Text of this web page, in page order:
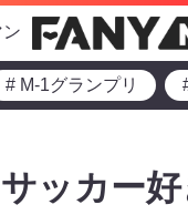
# M-1グランプリ
ッカー